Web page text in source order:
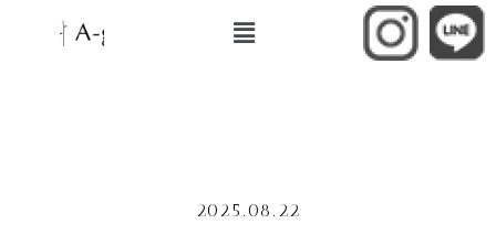
2025.08.22